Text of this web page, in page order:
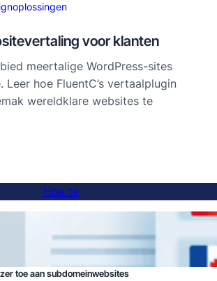
voor klanten
meertalige WordPress-sites
Leer hoe FluentC’s vertaalplugin
wereldklare websites te
Hoe te
toe aan subdomeinwebsites